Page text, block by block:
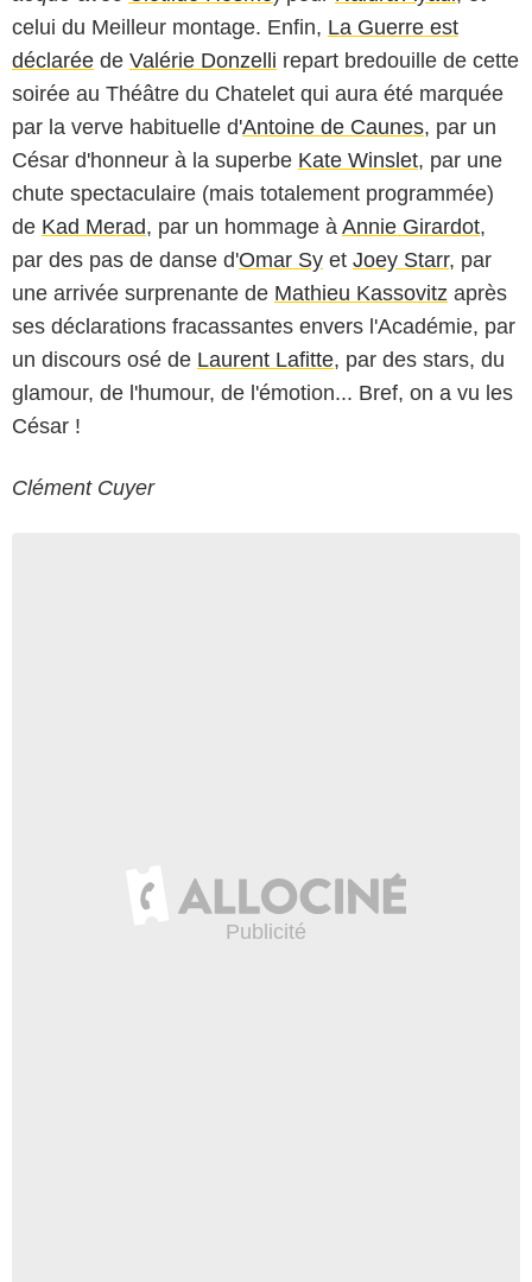
celui du Meilleur montage. Enfin, La Guerre est
déclarée de Valérie Donzelli repart bredouille de cette
soirée au Théâtre du Chatelet qui aura été marquée
par la verve habituelle d'Antoine de Caunes, par un
César d'honneur à la superbe Kate Winslet, par une
chute spectaculaire (mais totalement programmée)
de Kad Merad, par un hommage à Annie Girardot,
par des pas de danse d'Omar Sy et Joey Starr, par
une arrivée surprenante de Mathieu Kassovitz après
ses déclarations fracassantes envers l'Académie, par
un discours osé de Laurent Lafitte, par des stars, du
glamour, de l'humour, de l'émotion... Bref, on a vu les
César !
Clément Cuyer